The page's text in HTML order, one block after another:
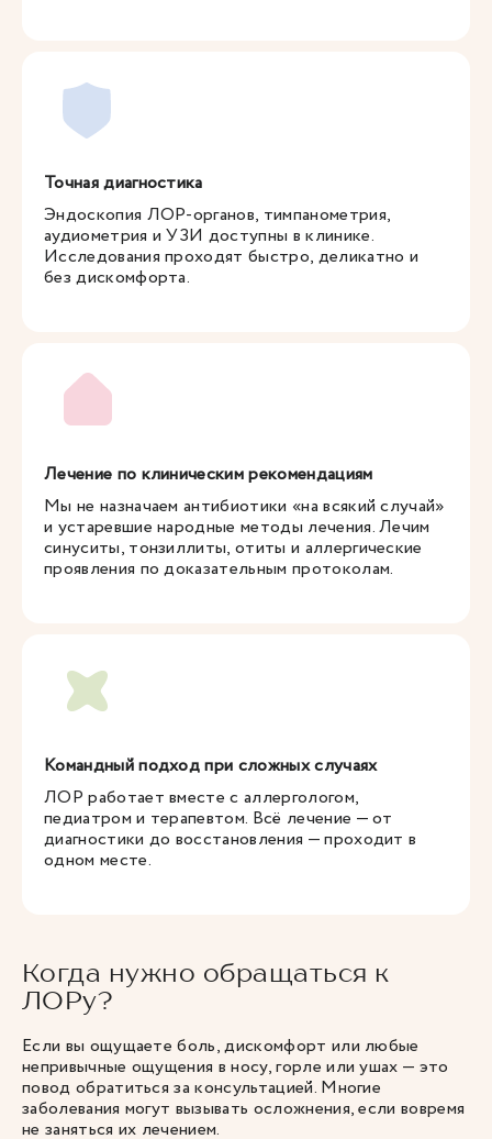
Точная диагностика
Эндоскопия ЛОР-органов, тимпанометрия,
аудиометрия и УЗИ доступны в клинике.
Исследования проходят быстро, деликатно и
без дискомфорта.
Лечение по клиническим рекомендациям
Мы не назначаем антибиотики «на всякий случай»
и устаревшие народные методы лечения. Лечим
синуситы, тонзиллиты, отиты и аллергические
проявления по доказательным протоколам.
Командный подход при сложных случаях
ЛОР работает вместе с аллергологом,
педиатром и терапевтом. Всё лечение — от
диагностики до восстановления — проходит в
одном месте.
Когда нужно обращаться к
ЛОРу?
Если вы ощущаете боль, дискомфорт или любые
непривычные ощущения в носу, горле или ушах — это
повод обратиться за консультацией. Многие
заболевания могут вызывать осложнения, если вовремя
не заняться их лечением.